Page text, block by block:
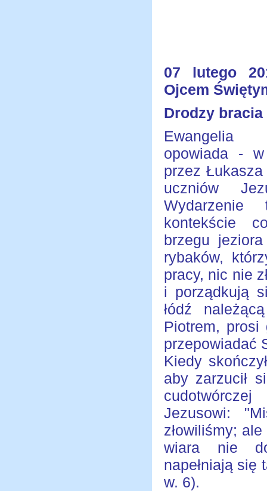
07 lutego
Ojcem
Drodzy
Ewangelia
opowiada -
przez Łukasza
uczniów
kontekście
brzegu
rybaków,
pracy, nic nie
i porządkują
łódź
Piotrem, prosi
przepowiadać
Kiedy
aby zarzucił
Jezusowi:
złowiliśmy;
wiara nie
napełniają się
w. 6).